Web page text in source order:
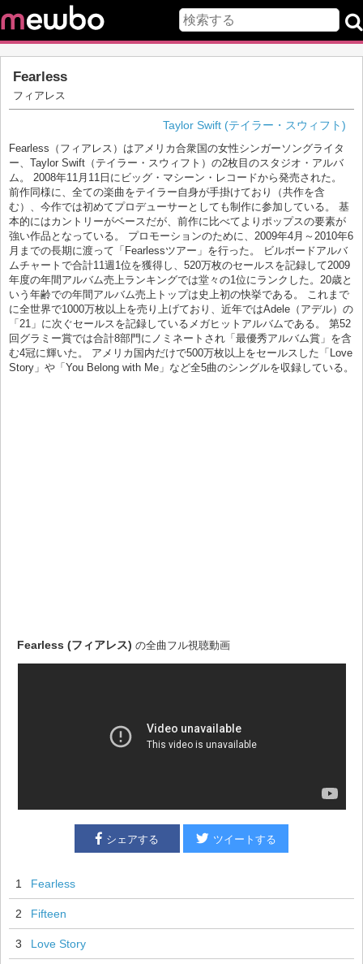
Fearless
フィアレス
Taylor Swift (テイラー・スウィフト)
Fearless（フィアレス）はアメリカ合衆国の女性シンガーソングライタ
ー、Taylor Swift（テイラー・スウィフト）の2枚目のスタジオ・アルバ
ム。 2008年11月11日にビッグ・マシーン・レコードから発売された。
前作同様に、全ての楽曲をテイラー自身が手掛けており（共作を含
む）、今作では初めてプロデューサーとしても制作に参加している。 基
本的にはカントリーがベースだが、前作に比べてよりポップスの要素が
強い作品となっている。 プロモーションのために、2009年4月～2010年6
月までの長期に渡って「Fearlessツアー」を行った。 ビルボードアルバ
ムチャートで合計11週1位を獲得し、520万枚のセールスを記録して2009
年度の年間アルバム売上ランキングでは堂々の1位にランクした。20歳と
いう年齢での年間アルバム売上トップは史上初の快挙である。 これまで
に全世界で1000万枚以上を売り上げており、近年ではAdele（アデル）の
「21」に次ぐセールスを記録しているメガヒットアルバムである。 第52
回グラミー賞では合計8部門にノミネートされ「最優秀アルバム賞」を含
む4冠に輝いた。 アメリカ国内だけで500万枚以上をセールスした「Love
Story」や「You Belong with Me」など全5曲のシングルを収録している。
Fearless (フィアレス) の全曲フル視聴動画
シェアする ツイートする
1 Fearless
2 Fifteen
3 Love Story